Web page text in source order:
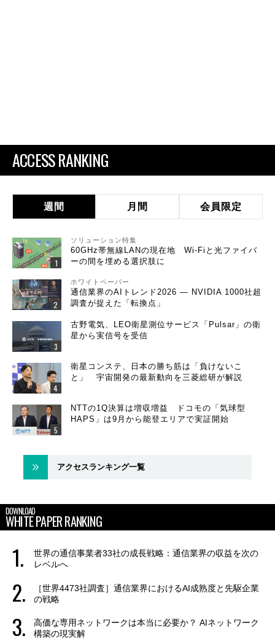
ACCESS RANKING
週間 月間 会員限定
ソリューション特集
60GHz帯無線LANの現在地 Wi-Fiと光ファイバ
ーの間を埋める選択肢に
ホワイトペーパー
通信業界のAIトレンド2026 ― NVIDIA 1000社超
調査が捉えた「転換点」
古野電気、LEO衛星測位サービス「Pulsar」の衛
星から実信号を受信
衛星コンステ、日本の勝ち筋は「負けないこ
と」 宇宙開発の最新動向を三菱総研が解説
NTTの1Q決算は増収増益 ドコモの「気球型
HAPS」は9月から能登エリアで実証開始
アクセスランキング一覧
DOWNLOAD
WHITE PAPER RANKING
世界の通信事業者33社の成長戦略：通信業界の収益を次の
レベルへ
［世界4473社調査］通信業界におけるAI成熟度と先駆企業
の戦略
高価な専用ネットワークは本当に必要か？ AIネットワーク
構築の現実解